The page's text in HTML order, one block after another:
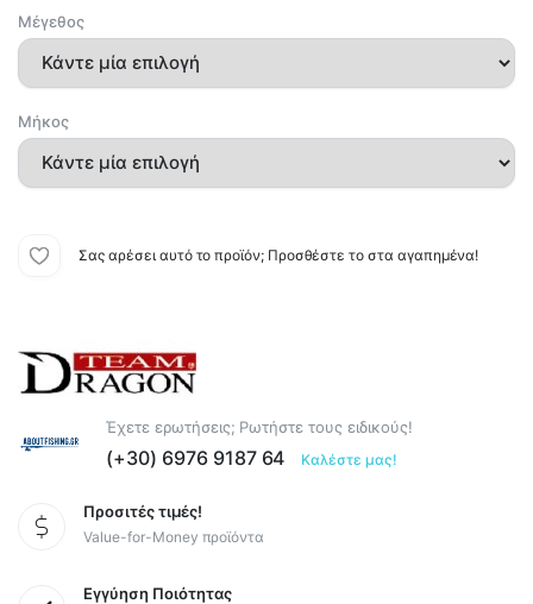
Μέγεθος
Μήκος
Σας αρέσει αυτό το προϊόν; Προσθέστε το στα αγαπημένα!
Έχετε ερωτήσεις; Ρωτήστε τους ειδικούς!
(+30) 6976 9187 64 Καλέστε μας!
Προσιτές τιμές!
Value-for-Money προϊόντα
Εγγύηση Ποιότητας